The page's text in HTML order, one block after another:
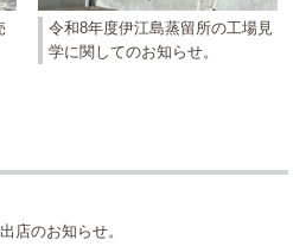
令和8年度伊江島蒸留所の工場見
学に関してのお知らせ。
店のお知らせ。